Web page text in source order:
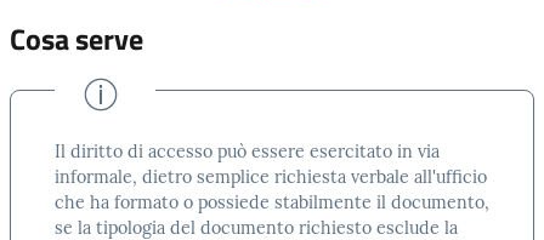
possesso dalla Pubblica Amministrazione;
• relativi ad uno specifico procedimento;
indipendentemente dalla loro natura sostanziale pubblica
o privata.
•basiano@pec.it
masate@pec.it
Per quanto riguarda le ricerche d’archivio,
Cosa serve
Il diritto di accesso può essere esercitato in via
informale, dietro semplice richiesta verbale all'ufficio
che ha formato o possiede stabilmente il documento,
se la tipologia del documento richiesto esclude la